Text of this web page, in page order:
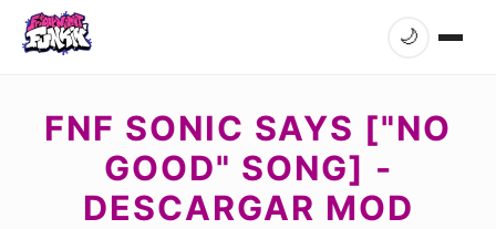
🌙
FNF SONIC SAYS ["NO
GOOD" SONG] -
DESCARGAR MOD